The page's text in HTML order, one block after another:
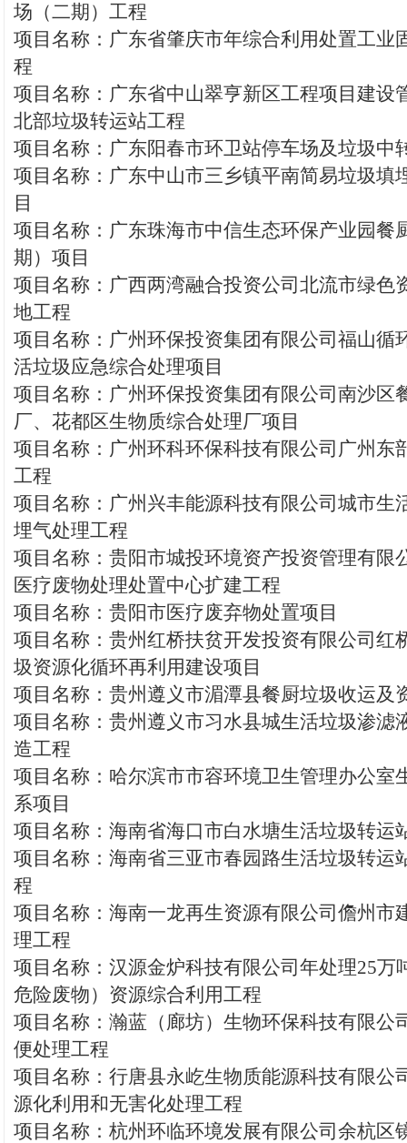
场（二期）工程
项目名称：广东省肇庆市年综合利用处置工业
程
项目名称：广东省中山翠亨新区工程项目建设
北部垃圾转运站工程
项目名称：广东阳春市环卫站停车场及垃圾中
项目名称：广东中山市三乡镇平南简易垃圾填
目
项目名称：广东珠海市中信生态环保产业园餐
期）项目
项目名称：广西两湾融合投资公司北流市绿色
地工程
项目名称：广州环保投资集团有限公司福山循
活垃圾应急综合处理项目
项目名称：广州环保投资集团有限公司南沙区
厂、花都区生物质综合处理厂项目
项目名称：广州环科环保科技有限公司广州东
工程
项目名称：广州兴丰能源科技有限公司城市生
埋气处理工程
项目名称：贵阳市城投环境资产投资管理有限
医疗废物处理处置中心扩建工程
项目名称：贵阳市医疗废弃物处置项目
项目名称：贵州红桥扶贫开发投资有限公司红
圾资源化循环再利用建设项目
项目名称：贵州遵义市湄潭县餐厨垃圾收运及
项目名称：贵州遵义市习水县城生活垃圾渗滤
造工程
项目名称：哈尔滨市市容环境卫生管理办公室
系项目
项目名称：海南省海口市白水塘生活垃圾转运
项目名称：海南省三亚市春园路生活垃圾转运
程
项目名称：海南一龙再生资源有限公司儋州市
理工程
项目名称：汉源金炉科技有限公司年处理25万
危险废物）资源综合利用工程
项目名称：瀚蓝（廊坊）生物环保科技有限公
便处理工程
项目名称：行唐县永屹生物质能源科技有限公
源化利用和无害化处理工程
项目名称：杭州环临环境发展有限公司余杭区